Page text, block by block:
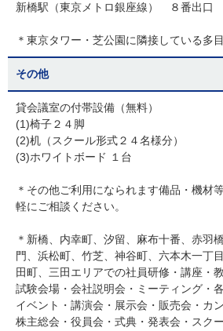
新橋駅（東京メトロ銀座線） ８番出口
＊東京タワー・芝公園に隣接している多
その他
貸会議室の付帯設備（無料）
(1)椅子２４脚
(2)机（スクール形式２４名様分）
(3)ホワイトボード １台
＊その他ご利用になられます備品・機材
軽にご相談ください。
＊新橋、内幸町、汐留、麻布十番、赤羽
門、浜松町、竹芝、神谷町、六本木一丁
田町、三田エリアでの社員研修・講座・
試験会場・会社説明会・ミーティング・
イベント・講演会・展示会・販売会・カ
株主総会・役員会・式典・発表会・スク